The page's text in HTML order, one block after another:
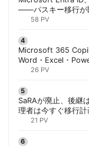
——パスキー移行が
58 PV
Microsoft 365
Word・Excel・
26 PV
SaRAが廃止、後継
理者は今すぐ移行
21 PV